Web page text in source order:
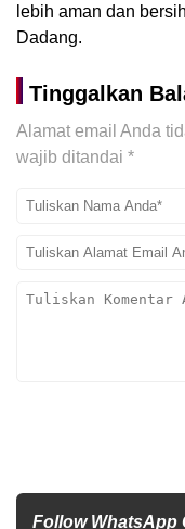
lebih aman dan
Dadang.
Tinggalkan
Alamat email Anda
wajib ditandai *
Follow WhatsApp